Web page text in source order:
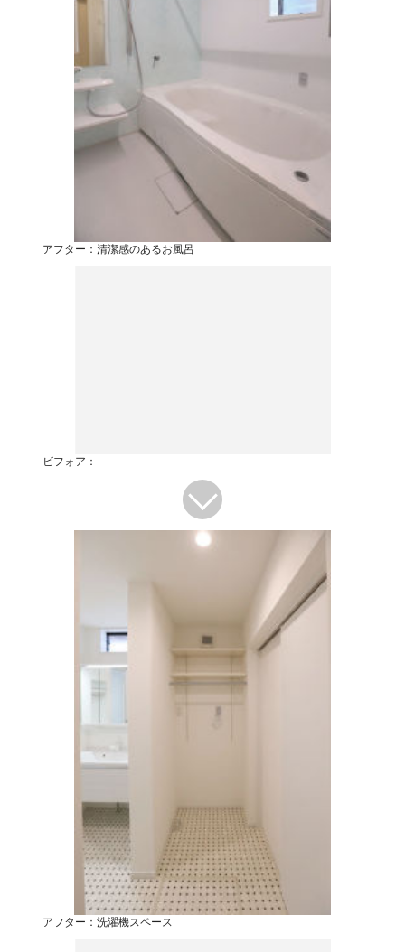
アフター：清潔感のあるお風呂
ビフォア：
アフター：洗濯機スペース